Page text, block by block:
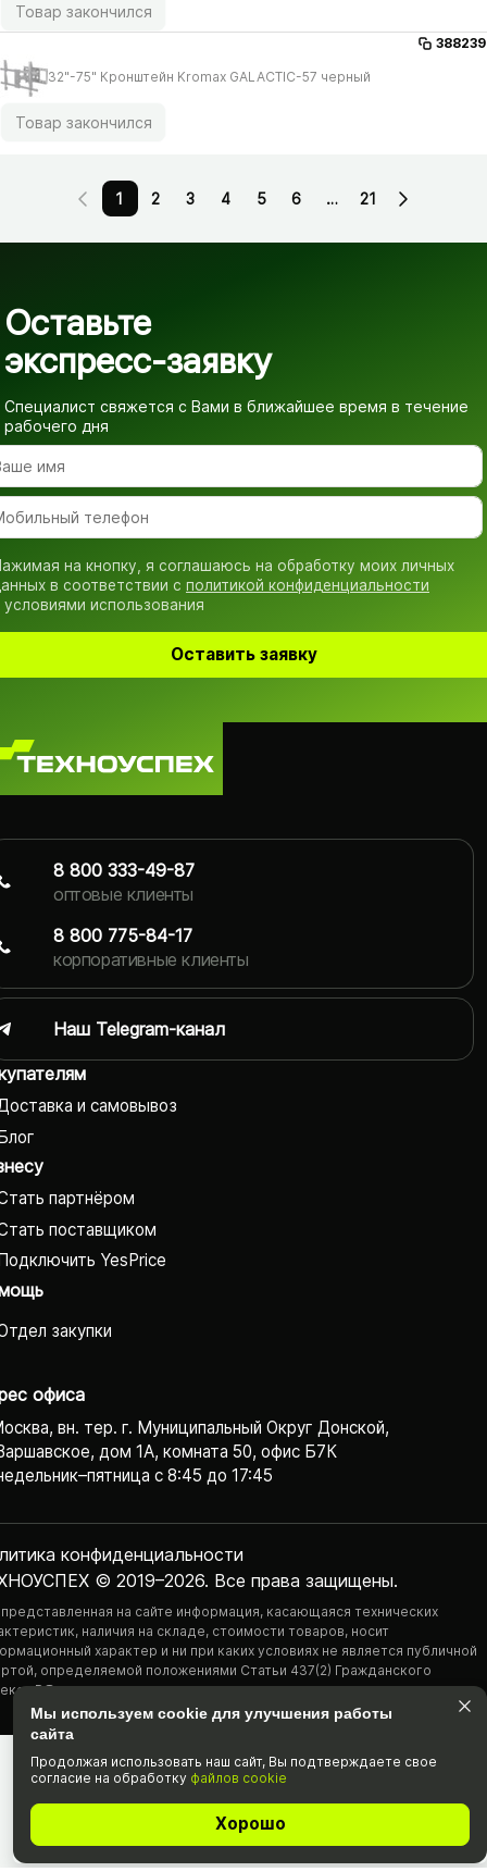
Товар закончился
388239
32"-75" Кронштейн Kromax GALACTIC-57 черный
Товар закончился
1 2 3 4 5 6 … 21
Оставьте
экспресс-заявку
Специалист свяжется с Вами в ближайшее время в течение
рабочего дня
на кнопку, я соглашаюсь на обработку моих личных
в соответствии с политикой конфиденциальности
условиями использования
Оставить заявку
и самовывоз
партнёром
поставщиком
YesPrice
закупки
офиса
вн. тер. г. Муниципальный Округ Донской,
дом 1А, комната 50, офис Б7К
с 8:45 до 17:45
© 2019–2026. Все права защищены.
конфиденциаль­ности
на сайте информация, касающаяся технических
наличия на складе, стоимости товаров, носит
характер и ни при каких условиях не является публичной
определяемой положениями Статьи 437(2) Гражданского
РФ.
8 800 333-49-87
оптовые клиенты
8 800 775-84-17
корпоративные клиенты
Наш Telegram-канал
Мы используем cookie для улучшения работы
сайта
Продолжая использовать наш cайт, Вы подтвержда­ете свое
согласие на обработку файлов cookie
Хорошо